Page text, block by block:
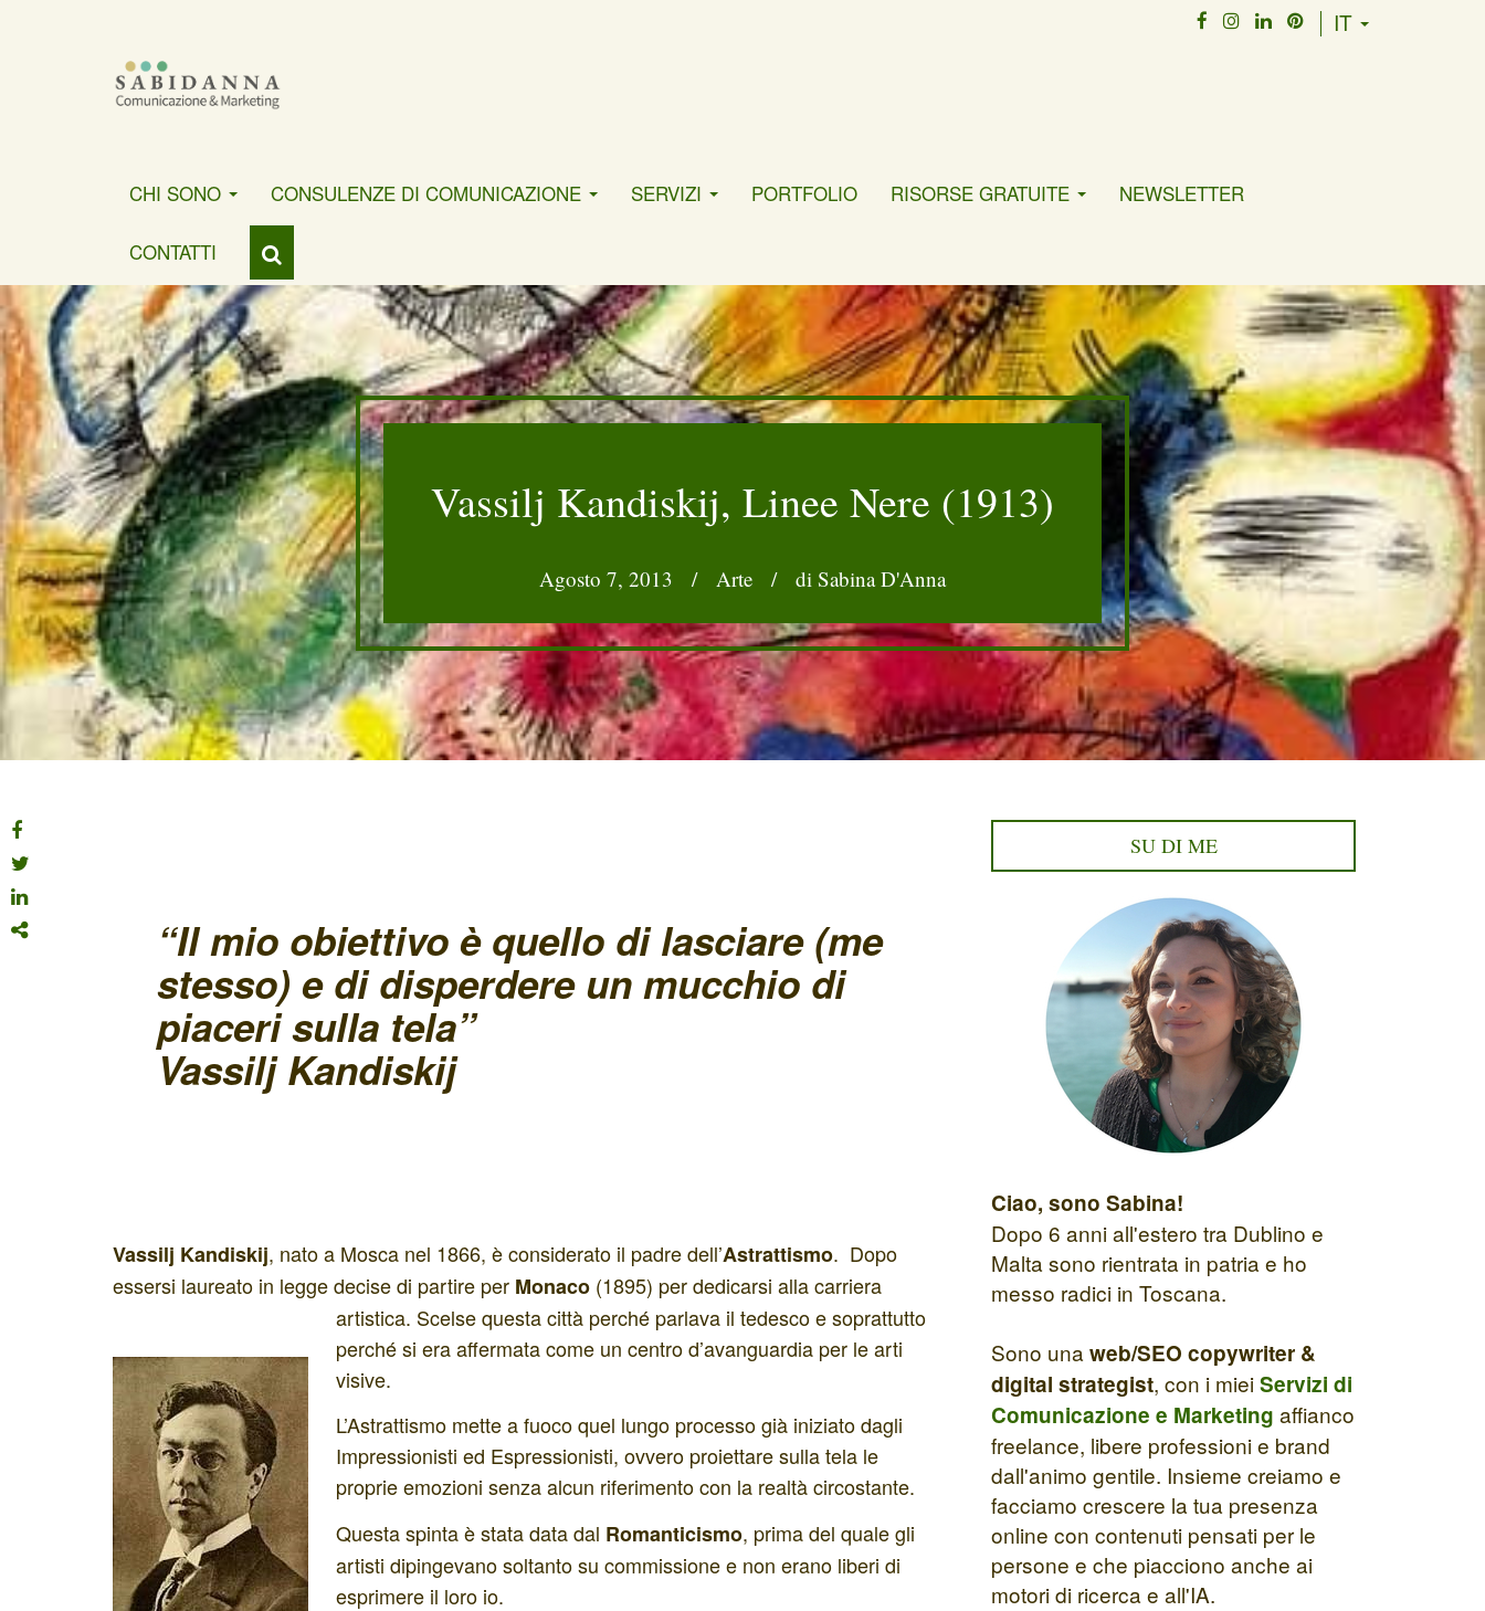
IT
CHI SONO CONSULENZE DI COMUNICAZIONE SERVIZI PORTFOLIO RISORSE GRATUITE NEWSLETTER
CONTATTI
Vassilj Kandiskij, Linee Nere (1913)
Agosto 7, 2013 / Arte / di Sabina D'Anna
“Il mio obiettivo è quello di lasciare (me
stesso) e di disperdere un mucchio di
piaceri sulla tela”
Vassilj Kandiskij
Vassilj Kandiskij, nato a Mosca nel 1866, è considerato il padre dell’Astrattismo. Dopo
essersi laureato in legge decise di partire per Monaco (1895) per dedicarsi alla carriera
artistica. Scelse questa città perché parlava il tedesco e soprattutto
perché si era affermata come un centro d’avanguardia per le arti
visive.
L’Astrattismo mette a fuoco quel lungo processo già iniziato dagli
Impressionisti ed Espressionisti, ovvero proiettare sulla tela le
proprie emozioni senza alcun riferimento con la realtà circostante.
Questa spinta è stata data dal Romanticismo, prima del quale gli
artisti dipingevano soltanto su commissione e non erano liberi di
esprimere il loro io.
SU DI ME
Ciao, sono Sabina!
Dopo 6 anni all'estero tra Dublino e
Malta sono rientrata in patria e ho
messo radici in Toscana.
Sono una web/SEO copywriter &
digital strategist, con i mieiServizi di
Comunicazione e Marketing affianco
freelance, libere professioni e brand
dall'animo gentile. Insieme creiamo e
facciamo crescere la tua presenza
online con contenuti pensati per le
persone e che piacciono anche ai
motori di ricerca e all'IA.